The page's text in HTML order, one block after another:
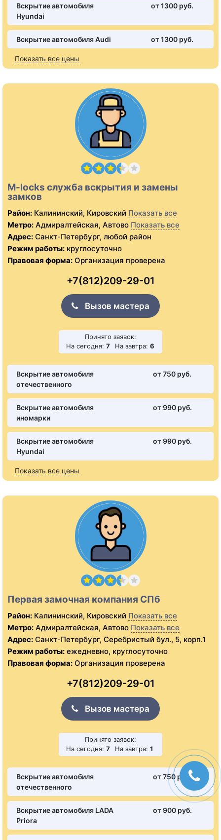
Вскрытие автомобиля
Hyundai
от 1300 pуб.
Вскрытие автомобиля Audi от 1300 pуб.
Показать все цены
M-locks служба вскрытия и замены
замков
Район: Калининский, Кировский Показать все
Метро: Адмиралтейская, Автово Показать все
Адрес: Санкт-Петербург, любой район
Режим работы: круглосуточно
Правовая форма: Организация проверена
+7(812)209-29-01
Вызов мастера
Принято заявок:
На сегодня: 7 На завтра: 6
Вскрытие автомобиля
отечественного
от 750 pуб.
Вскрытие автомобиля
иномарки
от 990 pуб.
Вскрытие автомобиля
Hyundai
от 990 pуб.
Показать все цены
Первая замочная компания СПб
Район: Калининский, Кировский Показать все
Метро: Адмиралтейская, Автово Показать все
Адрес: Санкт-Петербург, Серебристый бул., 5, корп.1
Режим работы: ежедневно, круглосуточно
Правовая форма: Организация проверена
+7(812)209-29-01
Вызов мастера
Принято заявок:
На сегодня: 7 На завтра: 1
Вскрытие автомобиля
отечественного
от 750 pуб.
Вскрытие автомобиля LADA
Priora
от 900 pуб.